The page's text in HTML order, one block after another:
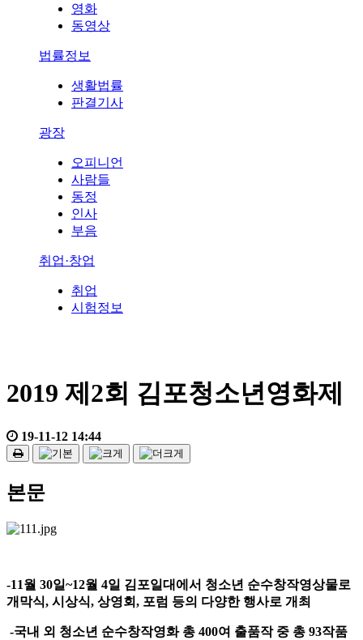
영화
동영상
법률정보
생활법률
판결기사
광장
오피니언
사람들
동정
인사
부음
취업·창업
취업
시험정보
2019 제2회 김포청소년영화제
19-11-12 14:44
본문
-11월 30일~12월 4일 김포일대에서 청소년 순수창작영상물로
개막식, 시상식, 상영회, 포럼 등의 다양한 행사로 개최
-국내 외 청소년 순수창작영화 총 400여 출품작 중 총 93작품